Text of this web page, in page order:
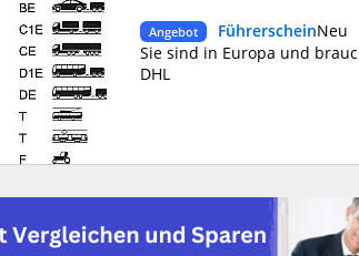
Angebot
FührerscheinNeu
DHL